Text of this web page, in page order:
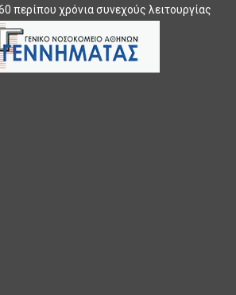
περίπου χρόνια συνεχούς λειτουργίας